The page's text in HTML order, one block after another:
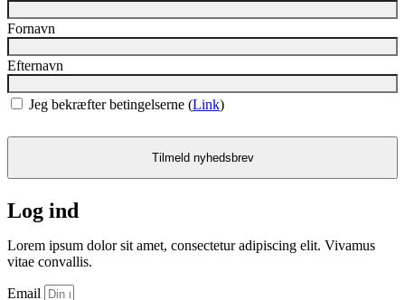
Fornavn
Efternavn
Jeg bekræfter betingelserne (Link)
Log ind
Lorem ipsum dolor sit amet, consectetur adipiscing elit. Vivamus
vitae convallis.
Email